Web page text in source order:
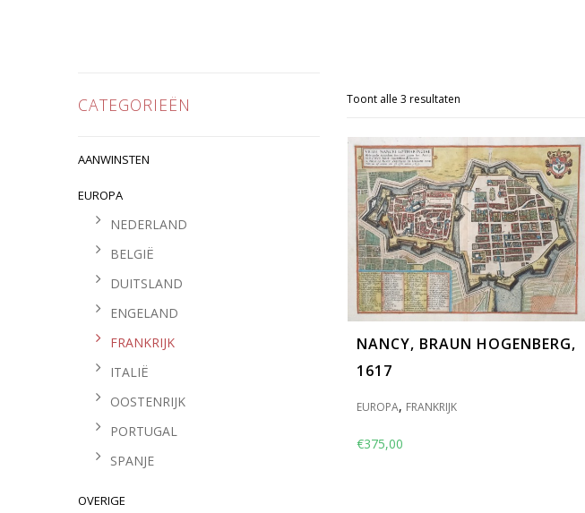
CATEGORIEËN
AANWINSTEN
EUROPA
NEDERLAND
BELGIË
DUITSLAND
ENGELAND
FRANKRIJK
ITALIË
OOSTENRIJK
PORTUGAL
SPANJE
OVERIGE
Toont alle 3 resultaten
NANCY, BRAUN HOGENBERG,
1617
EUROPA, FRANKRIJK
€375,00